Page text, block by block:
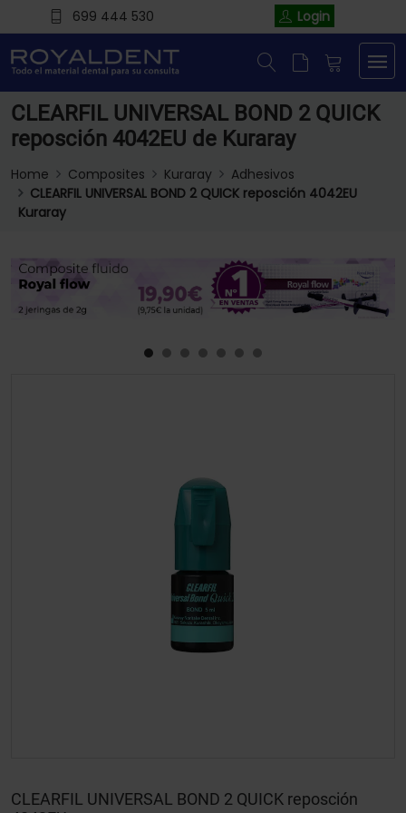
699 444 530 Login
CLEARFIL UNIVERSAL BOND 2 QUICK
reposción 4042EU de Kuraray
Home Composites Kuraray
Adhesivos
CLEARFIL UNIVERSAL BOND 2 QUICK reposción 4042EU
Kuraray
CLEARFIL UNIVERSAL BOND 2 QUICK reposción